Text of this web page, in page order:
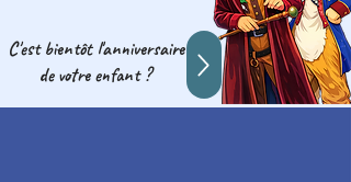
C'est bientôt l'anniversaire
de votre enfant ?